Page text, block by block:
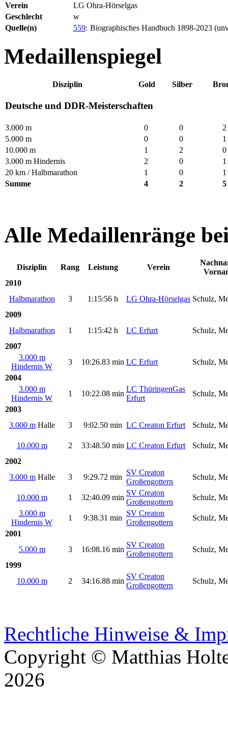
Verein
LG Ohra-Hörselgas
Geschlecht
w
Quelle(n)
559: Biographisches Handbuch 1898-2023
Medaillenspiegel
Disziplin Gold Silber
Deutsche und DDR-Meisterschaften
3.000 m 0 0
2
5.000 m
0 0
1
10.000 m
1 2
0
3.000 m Hindernis
2 0
1
20 km / Halbmarathon
1 0
1
Summe
4 2 5
Alle Medaillenränge
Disziplin Rang Leistung Verein
2010
Halbmarathon
3 1:15:56 h LG Ohra-Hörselgas Schulz,
2009
Halbmarathon
1 1:15:42 h LC Erfurt
Schulz,
2007
3.000 m
Hindernis W
3 10:26.83 min LC Erfurt
Schulz,
2004
3.000 m
Hindernis W
1 10:22.08 min
LC ThüringenGas
Erfurt
Schulz,
2003
3.000 mHalle 3 9:02.50 min LC Creaton Erfurt Schulz,
10.000 m 2 33:48.50 min LC Creaton Erfurt
Schulz,
2002
3.000 mHalle 3 9:29.72 min
SV Creaton
Großengottern
Schulz,
10.000 m 1 32:40.09 min
SV Creaton
Großengottern
Schulz,
3.000 m
Hindernis W
1 9:38.31 min
SV Creaton
Großengottern
Schulz,
2001
5.000 m
3 16:08.16 min
SV Creaton
Großengottern
Schulz,
1999
10.000 m
2 34:16.88 min
SV Creaton
Großengottern
Schulz,
Rechtliche Hinweise &
Copyright © Matthias
2026